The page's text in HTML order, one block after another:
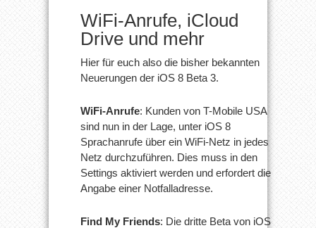
WiFi-Anrufe, iCloud
Drive und mehr
Hier für euch also die bisher bekannten
Neuerungen der iOS 8 Beta 3.
WiFi-Anrufe: Kunden von T-Mobile USA
sind nun in der Lage, unter iOS 8
Sprachanrufe über ein WiFi-Netz in jedes
Netz durchzuführen. Dies muss in den
Settings aktiviert werden und erfordert die
Angabe einer Notfalladresse.
Find My Friends: Die dritte Beta von iOS